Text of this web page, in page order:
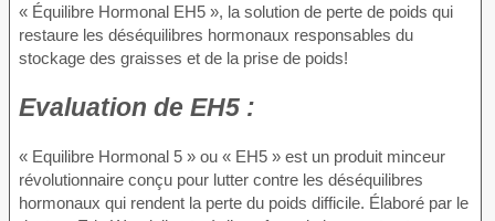
« Équilibre Hormonal EH5 », la solution de perte de poids qui
restaure les déséquilibres hormonaux responsables du
stockage des graisses et de la prise de poids!
Evaluation de EH5 :
« Equilibre Hormonal 5 » ou « EH5 » est un produit minceur
révolutionnaire conçu pour lutter contre les déséquilibres
hormonaux qui rendent la perte du poids difficile. Élaboré par le